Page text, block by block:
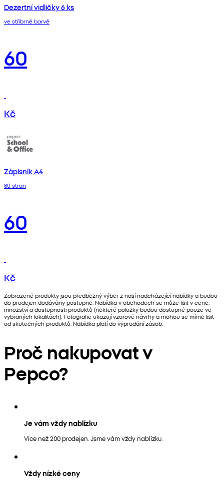
Dezertní vidličky 6 ks
ve stříbrné barvě
60
Kč
Zápisník A4
80 stran
60
Kč
Zobrazené produkty jsou předběžný výběr z naší nadcházející nabídky a budou
do prodejen dodávány postupně. Nabídka v obchodech se může lišit v ceně,
množství a dostupnosti produktů (některé položky budou dostupné pouze ve
vybraných lokalitách). Fotografie ukazují vzorové návrhy a mohou se mírně lišit
od skutečných produktů. Nabídka platí do vyprodání zásob.
Proč nakupovat v
Pepco?
Je vám vždy nablízku
Více než 200 prodejen. Jsme vám vždy nablízku.
Vždy nízké ceny